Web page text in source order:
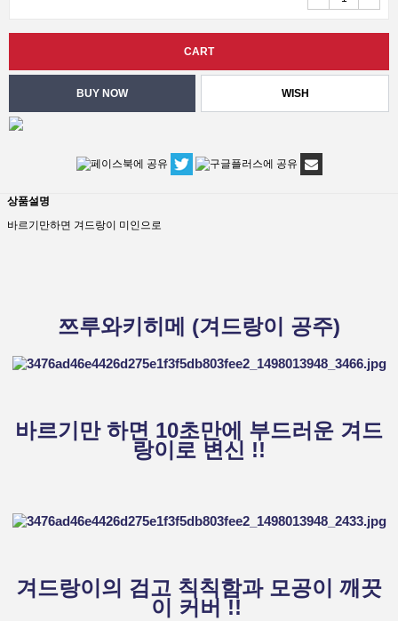
WISH
상품설명
바르기만하면 겨드랑이 미인으로
쯔루와키히메 (겨드랑이 공주)
바르기만 하면 10초만에 부드러운 겨드
랑이로 변신 !!
겨드랑이의 검고 칙칙함과 모공이 깨끗
이 커버 !!